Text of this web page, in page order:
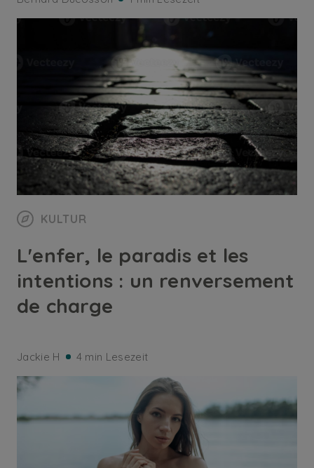
KULTUR
L'enfer, le paradis et les
intentions : un renversement
de charge
Jackie H 4 min Lesezeit